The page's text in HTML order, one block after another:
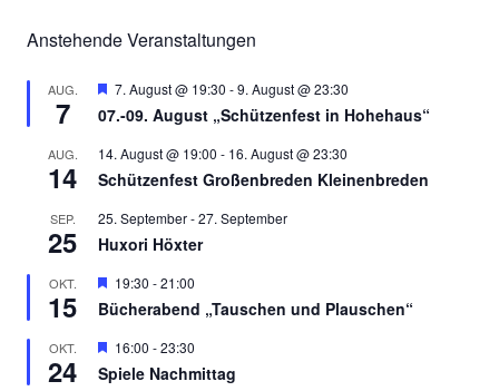
Anstehende Veranstaltungen
AUG.
7
Hervorgehoben
7. August @ 19:30 -9. August @ 23:30
07.-09. August „Schützenfest in Hohehaus“
AUG.
14
14. August @ 19:00 - 16. August @ 23:30
Schützenfest Großenbreden Kleinenbreden
SEP.
25
25. September-27. September
Huxori Höxter
OKT.
15
Hervorgehoben
19:30 -21:00
Bücherabend „Tauschen und Plauschen“
OKT.
24
Hervorgehoben
16:00 -23:30
Spiele Nachmittag